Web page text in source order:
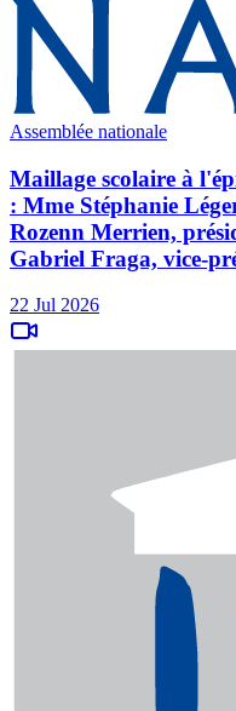
Assemblée nationale
Maillage scolaire à
: Mme Stéphanie
Rozenn Merrien,
Gabriel Fraga, vice-
22 Jul 2026